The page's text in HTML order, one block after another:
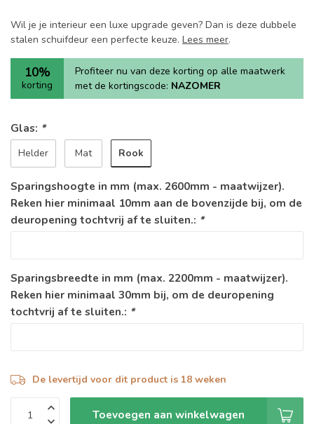
Wil je je interieur een luxe upgrade geven? Dan is deze dubbele
stalen schuifdeur een perfecte keuze. Lees meer.
10%
korting
Profiteer nu van deze korting op alle maatwerk
met de kortingscode: NAZOMER
Glas: *
Helder Mat Rook
Sparingshoogte in mm (max. 2600mm - maatwijzer).
Reken hier minimaal 10mm aan de bovenzijde bij, om de
deuropening tochtvrij af te sluiten.: *
Sparingsbreedte in mm (max. 2200mm - maatwijzer).
Reken hier minimaal 30mm bij, om de deuropening
tochtvrij af te sluiten.: *
De levertijd voor dit product is 18 weken
Toevoegen aan winkelwagen